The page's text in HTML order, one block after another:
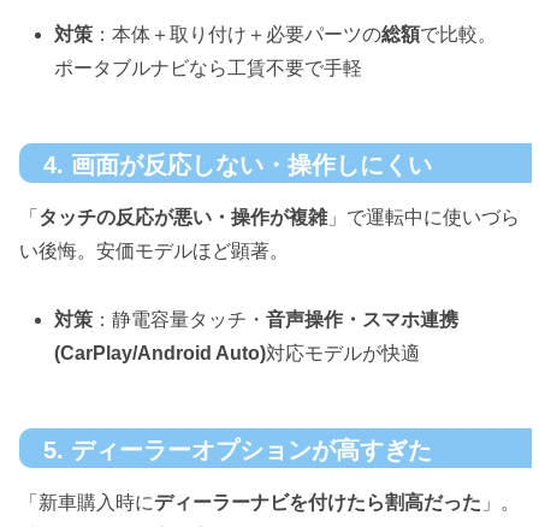
対策 ：本体＋取り付け＋必要パーツの総額で比較。
ポータブルナビなら工賃不要で手軽
4. 画面が反応しない・操作しにくい
「 タッチの反応が悪い・操作が複雑」で運転中に使いづら
い後悔。安価モデルほど顕著。
対策 ：静電容量タッチ・音声操作・スマホ連携
(CarPlay/Android Auto)対応モデルが快適
5. ディーラーオプションが高すぎた
「新車購入時にディーラーナビを付けたら割高だった 」。